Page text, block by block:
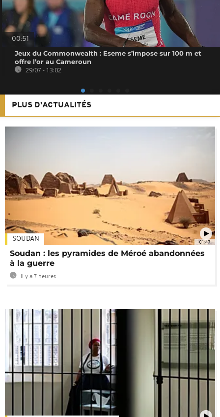
00:51
Jeux du Commonwealth : Eseme s’impose sur 100 m et
offre l’or au Cameroun
29/07 - 13:02
PLUS D'ACTUALITÉS
01:47
SOUDAN
Soudan : les pyramides de Méroé abandonnées
à la guerre
Il y a 7 heures